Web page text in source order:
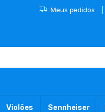
Meus pedidos
Violões Sennheiser